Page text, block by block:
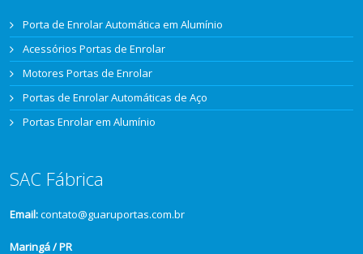
Porta de Enrolar Automática em Alumínio
Acessórios Portas de Enrolar
Motores Portas de Enrolar
Portas de Enrolar Automáticas de Aço
Portas Enrolar em Alumínio
SAC Fábrica
Email:contato@guaruportas.com.br
Maringá / PR